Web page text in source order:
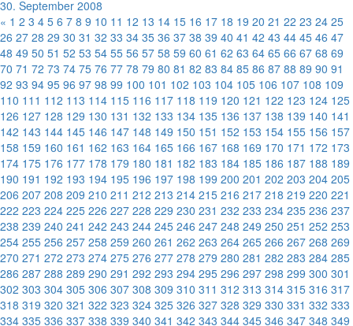
30. September 2008
« 1 2 3 4 5 6 7 8 9 10 11 12 13 14 15 16 17 18 19 20 21 22 23 24 25
26 27 28 29 30 31 32 33 34 35 36 37 38 39 40 41 42 43 44 45 46 47
48 49 50 51 52 53 54 55 56 57 58 59 60 61 62 63 64 65 66 67 68 69
70 71 72 73 74 75 76 77 78 79 80 81 82 83 84 85 86 87 88 89 90 91
92 93 94 95 96 97 98 99 100 101 102 103 104 105 106 107 108 109
110 111 112 113 114 115 116 117 118 119 120 121 122 123 124 125
126 127 128 129 130 131 132 133 134 135 136 137 138 139 140 141
142 143 144 145 146 147 148 149 150 151 152 153 154 155 156 157
158 159 160 161 162 163 164 165 166 167 168 169 170 171 172 173
174 175 176 177 178 179 180 181 182 183 184 185 186 187 188 189
190 191 192 193 194 195 196 197 198 199 200 201 202 203 204 205
206 207 208 209 210 211 212 213 214 215 216 217 218 219 220 221
222 223 224 225 226 227 228 229 230 231 232 233 234 235 236 237
238 239 240 241 242 243 244 245 246 247 248 249 250 251 252 253
254 255 256 257 258 259 260 261 262 263 264 265 266 267 268 269
270 271 272 273 274 275 276 277 278 279 280 281 282 283 284 285
286 287 288 289 290 291 292 293 294 295 296 297 298 299 300 301
302 303 304 305 306 307 308 309 310 311 312 313 314 315 316 317
318 319 320 321 322 323 324 325 326 327 328 329 330 331 332 333
334 335 336 337 338 339 340 341 342 343 344 345 346 347 348 349